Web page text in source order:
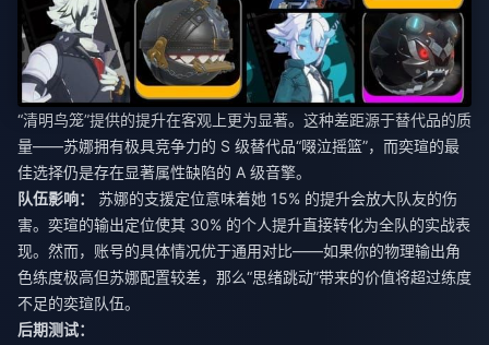
“清明鸟笼”提供的提升在客观上更为显著。这种差距源于替代品的质
量——苏娜拥有极具竞争力的 S 级替代品“啜泣摇篮”，而奕瑄的最
佳选择仍是存在显著属性缺陷的 A 级音擎。
队伍影响：
苏娜的支援定位意味着她 15% 的提升会放大队友的伤
害。奕瑄的输出定位使其 30% 的个人提升直接转化为全队的实战表
现。然而，账号的具体情况优于通用对比——如果你的物理输出角
色练度极高但苏娜配置较差，那么“思绪跳动”带来的价值将超过练度
不足的奕瑄队伍。
后期测试：